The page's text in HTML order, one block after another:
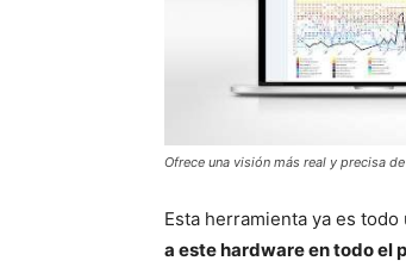
Ofrece una visión más real y precisa
Esta herramienta ya es
a este hardware en todo el